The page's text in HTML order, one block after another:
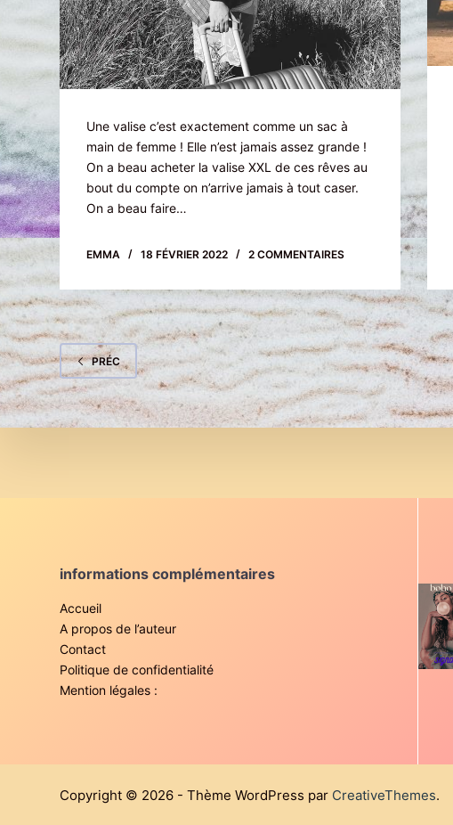
Une valise c’est exactement comme un sac à
main de femme ! Elle n’est jamais assez grande !
On a beau acheter la valise XXL de ces rêves au
bout du compte on n’arrive jamais à tout caser.
On a beau faire…
EMMA 18 FÉVRIER 2022 2 COMMENTAIRES
PRÉC
informations complémentaires
Accueil
A propos de l’auteur
Contact
Politique de confidentialité
Mention légales :
Copyright © 2026 - Thème WordPress par CreativeThemes.